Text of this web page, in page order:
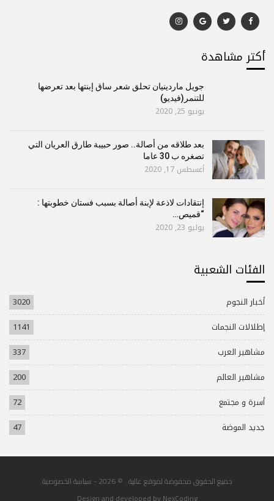
أكتر مشاهدة
جويل ماردينيان تحلق شعر ساق إبنتها بعد تعرضها
للتنمر(فيديو)
يونيو 25, 2020
بعد طلاقه من أصالة.. صور حبيبة طارق العريان التي
تصغره ب 30 عاما
أغسطس 17, 2020
إنتقادات لاذعة لإبنة أصالة بسبب فستان خطوبتها :
“قميص…
يوليو 23, 2020
الفئات الشعبية
أخبار النجوم
3020
إطلالات النجمات
1141
مشاهير العرب
337
مشاهير العالم
200
أسرة و مجتمع
72
جديد الموضة
47
جميع الحقوق محفوضة لموقع عالية . © 2026 -
سياسة الخصوصية
Design and developed byNexCoding